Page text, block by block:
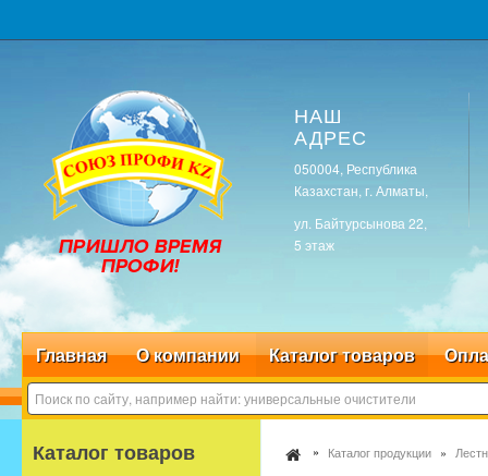
НАШ
АДРЕС
050004, Республика
Казахстан, г. Алматы,
ул. Байтурсынова 22,
5 этаж
Главная О компании Каталог товаров
Каталог продукции
Каталог товаров